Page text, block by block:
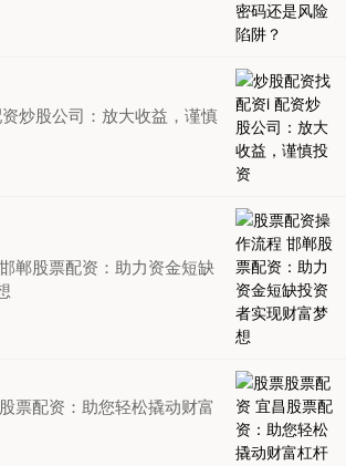
炒股公司：放大收益，谨慎
郸股票配资：助力资金短缺
票配资：助您轻松撬动财富